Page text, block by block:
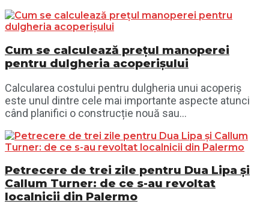
Cum se calculează prețul manoperei
pentru dulgheria acoperișului
Calcularea costului pentru dulgheria unui acoperiș
este unul dintre cele mai importante aspecte atunci
când planifici o construcție nouă sau...
Petrecere de trei zile pentru Dua Lipa și
Callum Turner: de ce s-au revoltat
localnicii din Palermo